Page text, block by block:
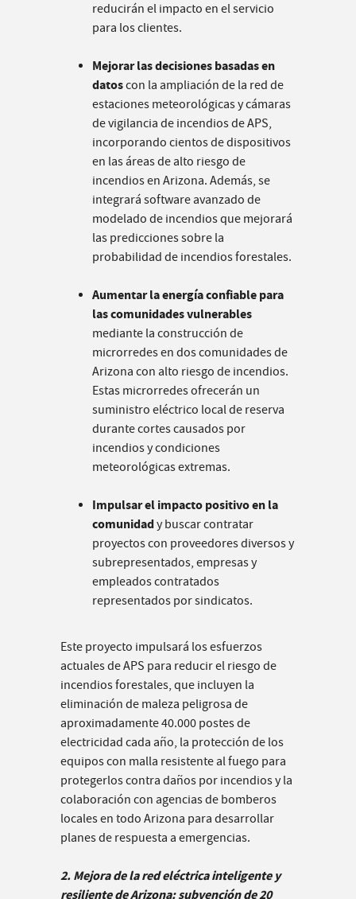
reducirán el impacto en el servicio
para los clientes.
Mejorar las decisiones basadas en
datoscon la ampliación de la red de
estaciones meteorológicas y cámaras
de vigilancia de incendios de APS,
incorporando cientos de dispositivos
en las áreas de alto riesgo de
incendios en Arizona. Además, se
integrará software avanzado de
modelado de incendios que mejorará
las predicciones sobre la
probabilidad de incendios forestales.
Aumentar la energía confiable para
las comunidades vulnerables
mediante la construcción de
microrredes en dos comunidades de
Arizona con alto riesgo de incendios.
Estas microrredes ofrecerán un
suministro eléctrico local de reserva
durante cortes causados por
incendios y condiciones
meteorológicas extremas.
Impulsar el impacto positivo en la
comunidady buscar contratar
proyectos con proveedores diversos y
subrepresentados, empresas y
empleados contratados
representados por sindicatos.
Este proyecto impulsará los esfuerzos
actuales de APS para reducir el riesgo de
incendios forestales, que incluyen la
eliminación de maleza peligrosa de
aproximadamente 40.000 postes de
electricidad cada año, la protección de los
equipos con malla resistente al fuego para
protegerlos contra daños por incendios y la
colaboración con agencias de bomberos
locales en todo Arizona para desarrollar
planes de respuesta a emergencias.
2. Mejora de la red eléctrica inteligente y
resiliente de Arizona: subvención de 20